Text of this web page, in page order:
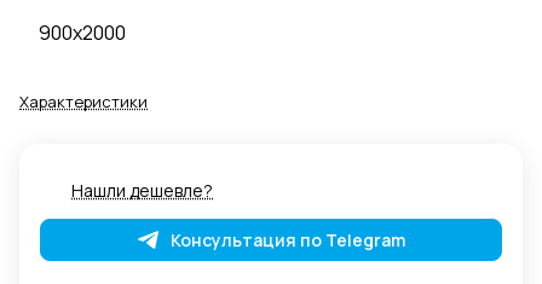
900x2000
Характеристики
Нашли дешевле?
Консультация по Telegram